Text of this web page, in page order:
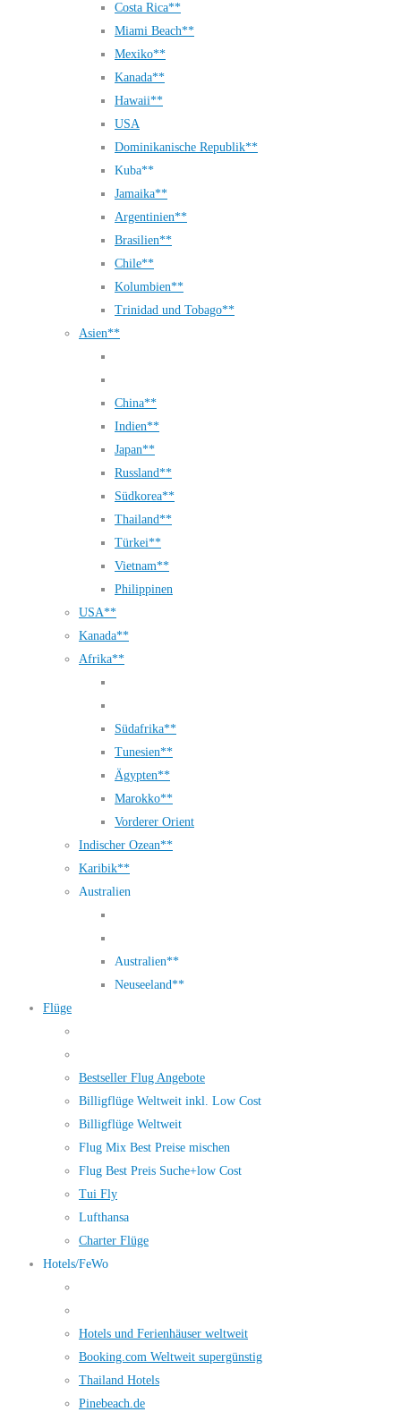
Costa Rica**
Miami Beach**
Mexiko**
Kanada**
Hawaii**
USA
Dominikanische Republik**
Kuba**
Jamaika**
Argentinien**
Brasilien**
Chile**
Kolumbien**
Trinidad und Tobago**
Asien**
China**
Indien**
Japan**
Russland**
Südkorea**
Thailand**
Türkei**
Vietnam**
Philippinen
USA**
Kanada**
Afrika**
Südafrika**
Tunesien**
Ägypten**
Marokko**
Vorderer Orient
Indischer Ozean**
Karibik**
Australien
Australien**
Neuseeland**
Flüge
Bestseller Flug Angebote
Billigflüge Weltweit inkl. Low Cost
Billigflüge Weltweit
Flug Mix Best Preise mischen
Flug Best Preis Suche+low Cost
Tui Fly
Lufthansa
Charter Flüge
Hotels/FeWo
Hotels und Ferienhäuser weltweit
Booking.com Weltweit supergünstig
Thailand Hotels
Pinebeach.de